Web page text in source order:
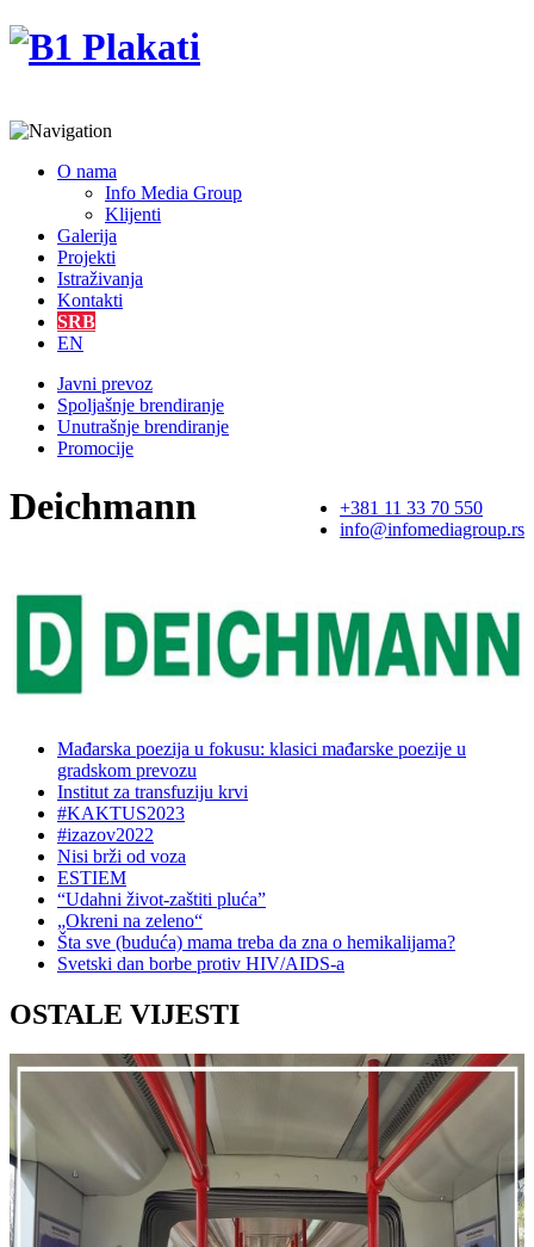
O nama
Info Media Group
Klijenti
Galerija
Projekti
Istraživanja
Kontakti
SRB
EN
Javni prevoz
Spoljašnje brendiranje
Unutrašnje brendiranje
Promocije
+381 11 33 70 550
info@infomediagroup.rs
Deichmann
Mađarska poezija u fokusu: klasici mađarske poezije u
gradskom prevozu
Institut za transfuziju krvi
#KAKTUS2023
#izazov2022
Nisi brži od voza
ESTIEM
“Udahni život-zaštiti pluća”
„Okreni na zeleno“
Šta sve (buduća) mama treba da zna o hemikalijama?
Svetski dan borbe protiv HIV/AIDS-a
OSTALE VIJESTI